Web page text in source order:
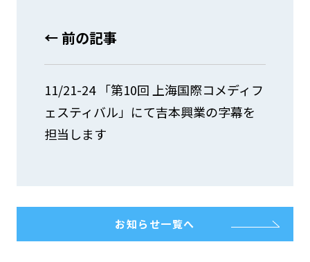
← 前の記事
11/21-24 「第10回 上海国際コメディフ
ェスティバル」にて吉本興業の字幕を
担当します
お知らせ一覧へ